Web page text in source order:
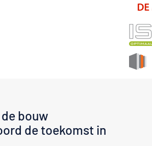
bouw
de toekomst in